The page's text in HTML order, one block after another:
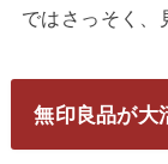
ではさっそく、
無印良品が大